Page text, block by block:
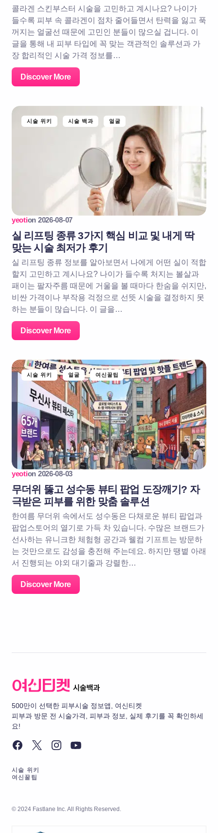
콜라겐 스킨부스터 시술을 고민하고 계시나요? 나이가
들수록 피부 속 콜라겐이 점차 줄어들면서 탄력을 잃고 푹
꺼지는 얼굴선 때문에 고민인 분들이 많으실 겁니다. 이
글을 통해 내 피부 타입에 꼭 맞는 객관적인 솔루션과 가
장 합리적인 시술 가격 정보를…
Discover More
시술 위키 시술 백과 얼굴
yeotion 2026-08-07
실 리프팅 종류 3가지 핵심 비교 및 내게 딱
맞는 시술 최저가 후기
실 리프팅 종류 정보를 알아보면서 나에게 어떤 실이 적합
할지 고민하고 계시나요? 나이가 들수록 처지는 볼살과
패이는 팔자주름 때문에 거울을 볼 때마다 한숨을 쉬지만,
비싼 가격이나 부작용 걱정으로 선뜻 시술을 결정하지 못
하는 분들이 많습니다. 이 글을…
Discover More
시술 위키 얼굴 여신꿀팁
yeotion 2026-08-03
무더위 뚫고 성수동 뷰티 팝업 도장깨기? 자
극받은 피부를 위한 맞춤 솔루션
한여름 무더위 속에서도 성수동은 다채로운 뷰티 팝업과
팝업스토어의 열기로 가득 차 있습니다. 수많은 브랜드가
선사하는 유니크한 체험형 공간과 웰컴 기프트는 방문하
는 것만으로도 감성을 충전해 주는데요. 하지만 땡볕 아래
서 진행되는 야외 대기줄과 강렬한…
Discover More
500만이 선택한 피부시술 정보앱, 여신티켓
피부과 방문 전 시술가격, 피부과 정보, 실제 후기를 꼭 확인하세
요!
시술 위키
여신꿀팁
© 2024 Fastlane Inc. All Rights Reserved.